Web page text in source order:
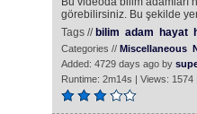
görebilirsiniz. Bu şekilde
Tags // bilim adam hayat
Categories // Miscellaneous
Added: 4729 days ago by
Runtime: 2m14s | Views: 1574